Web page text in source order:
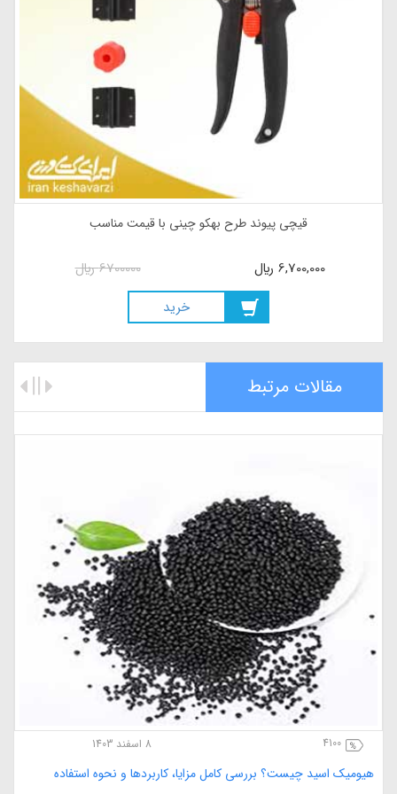
قیچی پیوند طرح بهکو
6,700,000ريال
4940000ريال
مقالات مرتبط
8 اسفند 1403
هیومیک اسید چیست؟ بررسی کامل مزایا، کاربردها و نحوه استفاده